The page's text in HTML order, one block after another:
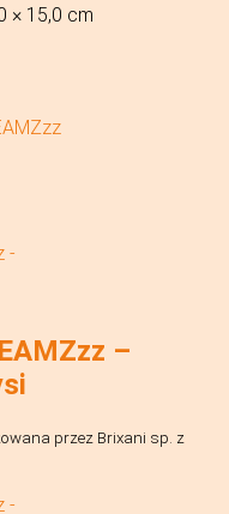
× 15,0 cm
–
przez Brixani sp. z